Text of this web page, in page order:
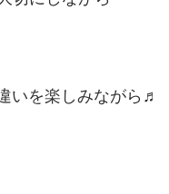
いを楽しみながら♬